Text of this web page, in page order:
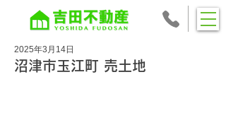
沼津市玉江町 売土地
2025年3月14日